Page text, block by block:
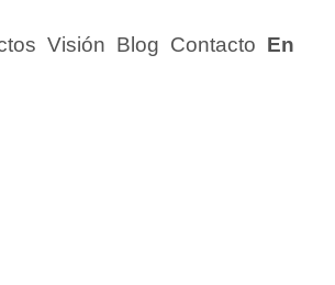
Visión Blog Contacto En